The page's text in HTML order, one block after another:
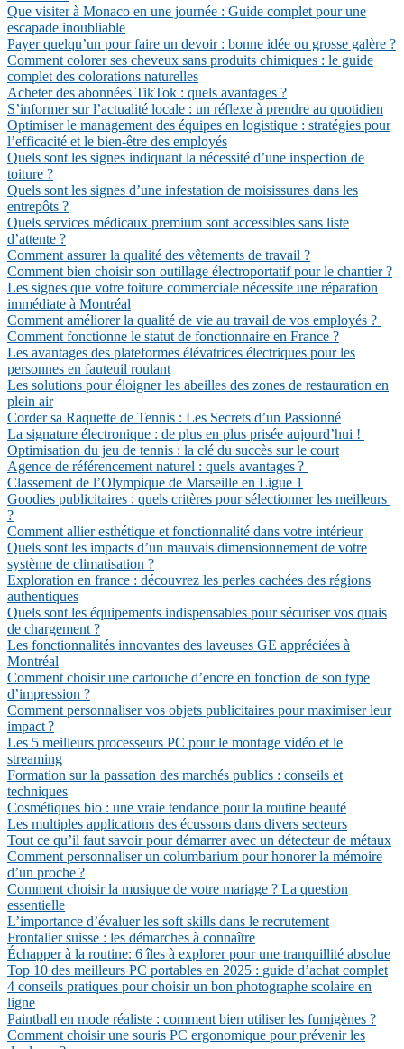
Que visiter à Monaco en une journée : Guide complet pour une
escapade inoubliable
Payer quelqu’un pour faire un devoir : bonne idée ou grosse galère ?
Comment colorer ses cheveux sans produits chimiques : le guide
complet des colorations naturelles
Acheter des abonnées TikTok : quels avantages ?
S’informer sur l’actualité locale : un réflexe à prendre au quotidien
Optimiser le management des équipes en logistique : stratégies pour
l’efficacité et le bien-être des employés
Quels sont les signes indiquant la nécessité d’une inspection de
toiture ?
Quels sont les signes d’une infestation de moisissures dans les
entrepôts ?
Quels services médicaux premium sont accessibles sans liste
d’attente ?
Comment assurer la qualité des vêtements de travail ?
Comment bien choisir son outillage électroportatif pour le chantier ?
Les signes que votre toiture commerciale nécessite une réparation
immédiate à Montréal
Comment améliorer la qualité de vie au travail de vos employés ?
Comment fonctionne le statut de fonctionnaire en France ?
Les avantages des plateformes élévatrices électriques pour les
personnes en fauteuil roulant
Les solutions pour éloigner les abeilles des zones de restauration en
plein air
Corder sa Raquette de Tennis : Les Secrets d’un Passionné
La signature électronique : de plus en plus prisée aujourd’hui !
Optimisation du jeu de tennis : la clé du succès sur le court
Agence de référencement naturel : quels avantages ?
Classement de l’Olympique de Marseille en Ligue 1
Goodies publicitaires : quels critères pour sélectionner les meilleurs
?
Comment allier esthétique et fonctionnalité dans votre intérieur
Quels sont les impacts d’un mauvais dimensionnement de votre
système de climatisation ?
Exploration en france : découvrez les perles cachées des régions
authentiques
Quels sont les équipements indispensables pour sécuriser vos quais
de chargement ?
Les fonctionnalités innovantes des laveuses GE appréciées à
Montréal
Comment choisir une cartouche d’encre en fonction de son type
d’impression ?
Comment personnaliser vos objets publicitaires pour maximiser leur
impact ?
Les 5 meilleurs processeurs PC pour le montage vidéo et le
streaming
Formation sur la passation des marchés publics : conseils et
techniques
Cosmétiques bio : une vraie tendance pour la routine beauté
Les multiples applications des écussons dans divers secteurs
Tout ce qu’il faut savoir pour démarrer avec un détecteur de métaux
Comment personnaliser un columbarium pour honorer la mémoire
d’un proche ?
Comment choisir la musique de votre mariage ? La question
essentielle
L’importance d’évaluer les soft skills dans le recrutement
Frontalier suisse : les démarches à connaître
Échapper à la routine: 6 îles à explorer pour une tranquillité absolue
Top 10 des meilleurs PC portables en 2025 : guide d’achat complet
4 conseils pratiques pour choisir un bon photographe scolaire en
ligne
Paintball en mode réaliste : comment bien utiliser les fumigènes ?
Comment choisir une souris PC ergonomique pour prévenir les